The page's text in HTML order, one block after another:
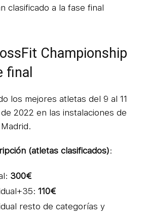
clasificado a la fase final
Championship
final
los mejores atletas del 9 al 11
2022 en las instalaciones de
(atletas clasificados):
300€
110€
resto de categorías y